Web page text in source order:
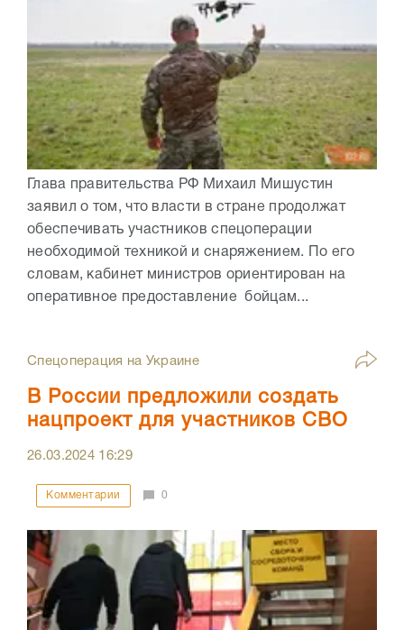
Глава правительства РФ Михаил Мишустин
заявил о том, что власти в стране продолжат
обеспечивать участников спецоперации
необходимой техникой и снаряжением. По его
словам, кабинет министров ориентирован на
оперативное предоставление бойцам...
Спецоперация на Украине
В России предложили создать
нацпроект для участников СВО
26.03.2024 16:29
Комментарии 0